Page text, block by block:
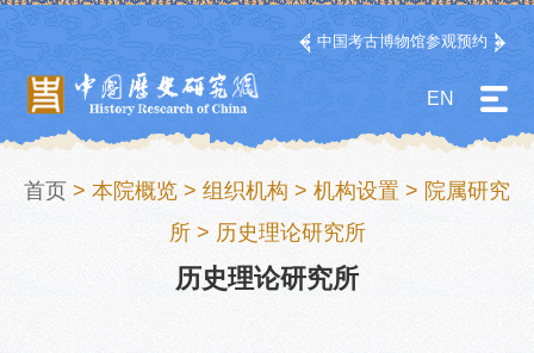
中国考古博物馆参观预约
EN
首页 > 本院概览 > 组织机构 > 机构设置 > 院属研究
所> 历史理论研究所
历史理论研究所